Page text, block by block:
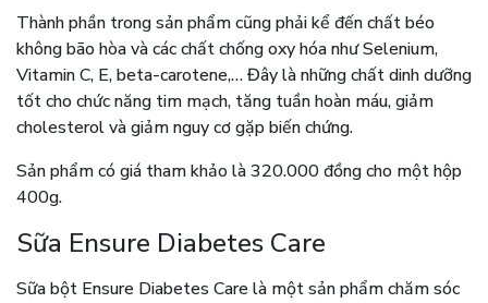
Thành phần trong sản phẩm cũng phải kể đến chất béo
không bão hòa và các chất chống oxy hóa như Selenium,
Vitamin C, E, beta-carotene,… Đây là những chất dinh dưỡng
tốt cho chức năng tim mạch, tăng tuần hoàn máu, giảm
cholesterol và giảm nguy cơ gặp biến chứng.
Sản phẩm có giá tham khảo là 320.000 đồng cho một hộp
400g.
Sữa Ensure Diabetes Care
Sữa bột Ensure Diabetes Care là một sản phẩm chăm sóc